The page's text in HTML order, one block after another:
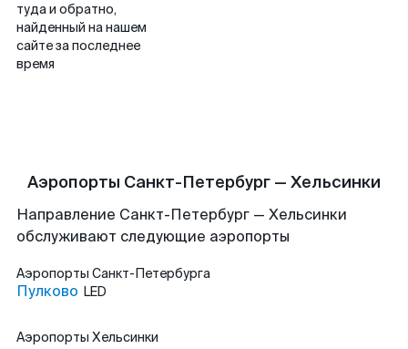
туда и обратно,
найденный на нашем
сайте за последнее
время
Аэропорты Санкт-Петербург — Хельсинки
Направление Санкт-Петербург — Хельсинки
обслуживают следующие аэропорты
Аэропорты Санкт-Петербурга
Пулково LED
Аэропорты Хельсинки